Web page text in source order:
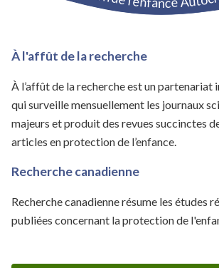
À l'affût de la recherche
À l’affût de la recherche est un
qui surveille mensuellement les journaux
majeurs et produit des revues succinctes
articles en protection de l’enfance.
Recherche canadienne
Recherche canadienne résume les études
publiées concernant la protection de